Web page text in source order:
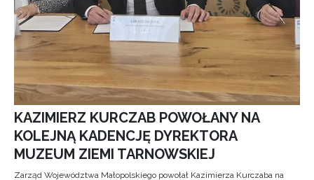
KAZIMIERZ KURCZAB POWOŁANY NA
KOLEJNĄ KADENCJĘ DYREKTORA
MUZEUM ZIEMI TARNOWSKIEJ
Zarząd Województwa Małopolskiego powołał Kazimierza Kurczaba na